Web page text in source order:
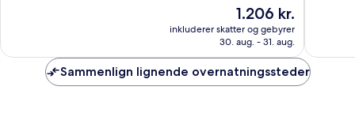
Prisen
er
1.206 kr.
1.206 kr.
inkluderer skatter og gebyrer
30. aug. - 31. aug.
Sammenlign lignende overnatningssteder